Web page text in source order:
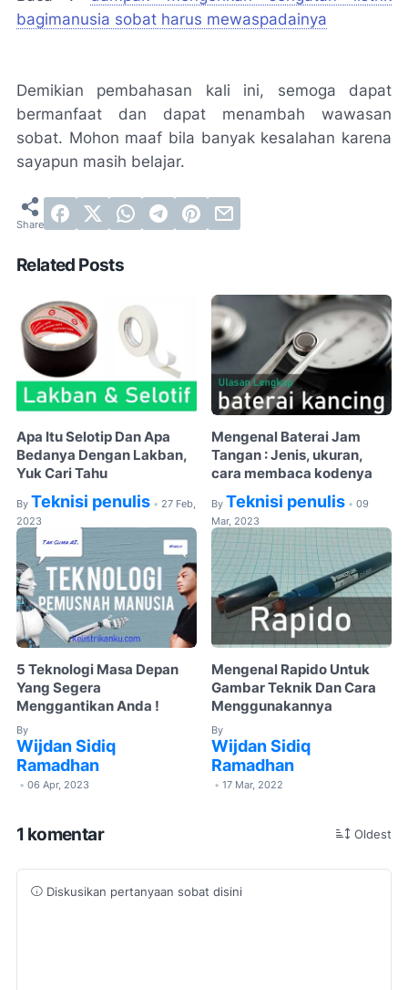
bagimanusia sobat harus mewaspadainya
Demikian pembahasan kali ini, semoga dapat
bermanfaat dan dapat menambah wawasan
sobat. Mohon maaf bila banyak kesalahan karena
sayapun masih belajar.
Related Posts
Apa Itu Selotip Dan Apa
Bedanya Dengan Lakban,
Yuk Cari Tahu
By Teknisi penulis • 27 Feb,
2023
Mengenal Baterai Jam
Tangan : Jenis, ukuran,
cara membaca kodenya
By Teknisi penulis • 09
Mar, 2023
5 Teknologi Masa Depan
Yang Segera
Menggantikan Anda !
By
Wijdan Sidiq
Ramadhan
• 06 Apr, 2023
Mengenal Rapido Untuk
Gambar Teknik Dan Cara
Menggunakannya
By
Wijdan Sidiq
Ramadhan
• 17 Mar, 2022
1 komentar Oldest
Diskusikan pertanyaan sobat disini